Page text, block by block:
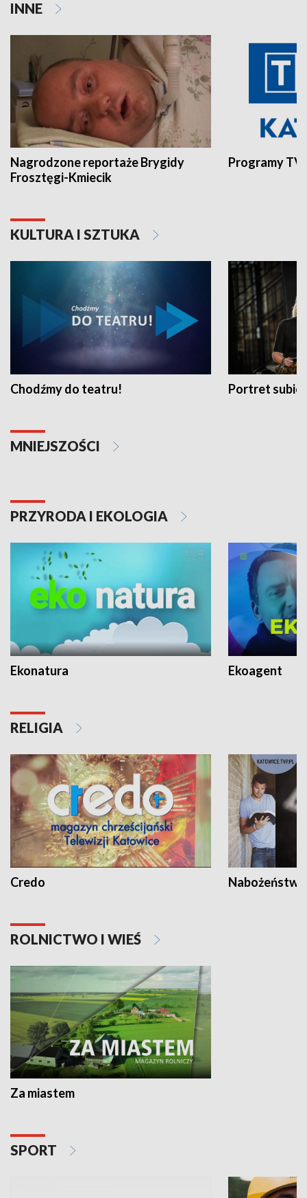
INNE
Nagrodzone reportaże Brygidy
Frosztęgi-Kmiecik
Programy
KULTURA I SZTUKA
Chodźmy do teatru! Portret
MNIEJSZOŚCI
PRZYRODA I EKOLOGIA
Ekonatura Ekoagent
RELIGIA
Credo
ROLNICTWO I WIEŚ
Za miastem
SPORT